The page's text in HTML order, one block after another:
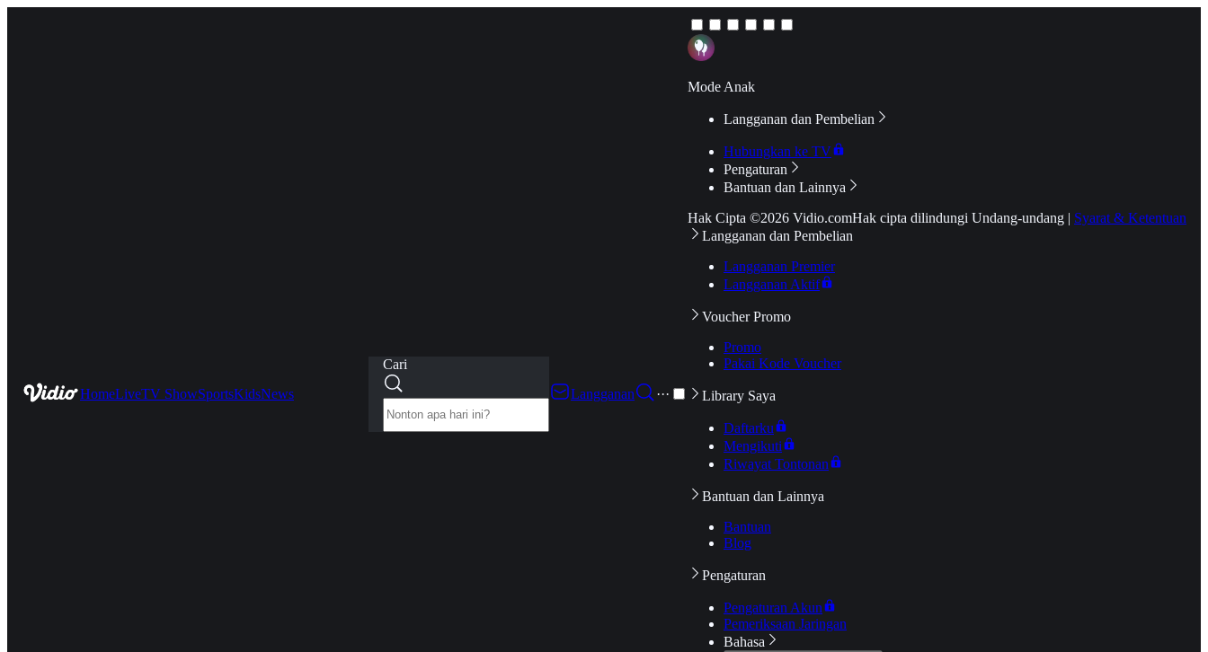
HomeLiveTV ShowSportsKidsNews
Cari
Langganan
···
Mode Anak
Langganan dan Pembelian
Hubungkan ke TV
Pengaturan
Bantuan dan Lainnya
Hak Cipta ©2026 Vidio.comHak cipta dilindungi Undang-undang | Syarat & Ketentuan
Langganan dan Pembelian
Langganan Premier
Langganan Aktif
Voucher Promo
Promo
Pakai Kode Voucher
Library Saya
Daftarku
Mengikuti
Riwayat Tontonan
Bantuan dan Lainnya
Bantuan
Blog
Pengaturan
Pengaturan Akun
Pemeriksaan Jaringan
Bahasa